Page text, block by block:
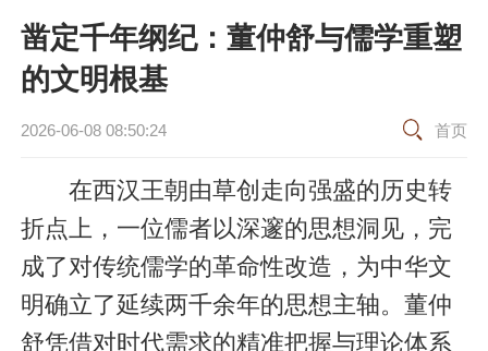
凿定千年纲纪：董仲舒与儒学重塑
的文明根基
2026-06-08 08:50:24 首页
在西汉王朝由草创走向强盛的历史转
折点上，一位儒者以深邃的思想洞见，完
成了对传统儒学的革命性改造，为中华文
明确立了延续两千余年的思想主轴。董仲
舒凭借对时代需求的精准把握与理论体系